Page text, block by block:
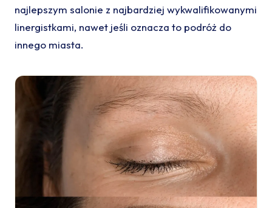
najlepszym salonie z najbardziej wykwalifikowanymi
linergistkami, nawet jeśli oznacza to podróż do
innego miasta.